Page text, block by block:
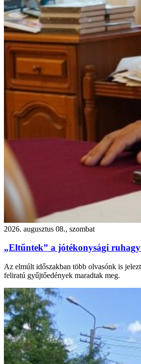
2026. augusztus 08., szombat
„Eltűntek” a jótékonysági
Az elmúlt időszakban több olvasónk is
feliratú gyűjtőedények maradtak meg.